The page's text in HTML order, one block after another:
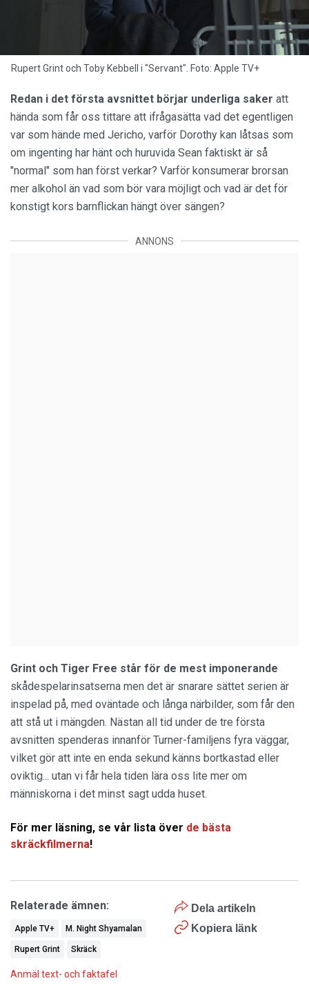
Rupert Grint och Toby Kebbell i "Servant". Foto: Apple TV+
Redan i det första avsnittet börjar underliga saker att
hända som får oss tittare att ifrågasätta vad det egentligen
var som hände med Jericho, varför Dorothy kan låtsas som
om ingenting har hänt och huruvida Sean faktiskt är så
"normal" som han först verkar? Varför konsumerar brorsan
mer alkohol än vad som bör vara möjligt och vad är det för
konstigt kors barnflickan hängt över sängen?
ANNONS
Grint och Tiger Free står för de mest imponerande
skådespelarinsatserna men det är snarare sättet serien är
inspelad på, med oväntade och långa närbilder, som får den
att stå ut i mängden. Nästan all tid under de tre första
avsnitten spenderas innanför Turner-familjens fyra väggar,
vilket gör att inte en enda sekund känns bortkastad eller
oviktig... utan vi får hela tiden lära oss lite mer om
människorna i det minst sagt udda huset.
För mer läsning, se vår lista över de bästa
skräckfilmerna!
Dela artikeln
Kopiera länk
Relaterade ämnen:
Apple TV+ M. Night Shyamalan
Rupert Grint Skräck
Anmäl text- och faktafel